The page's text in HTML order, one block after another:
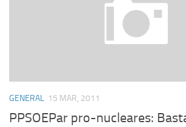
GENERAL 15 MAR, 2011
PPSOEPar pro-nucleares: